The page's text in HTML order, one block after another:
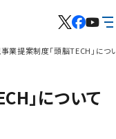
業提案制度「頭脳TECH」につ
」について